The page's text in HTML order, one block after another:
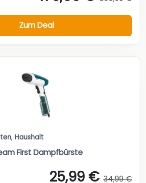
Zum Deal
, Haushalt
First Dampfbürste
25,99 € 34,99 €